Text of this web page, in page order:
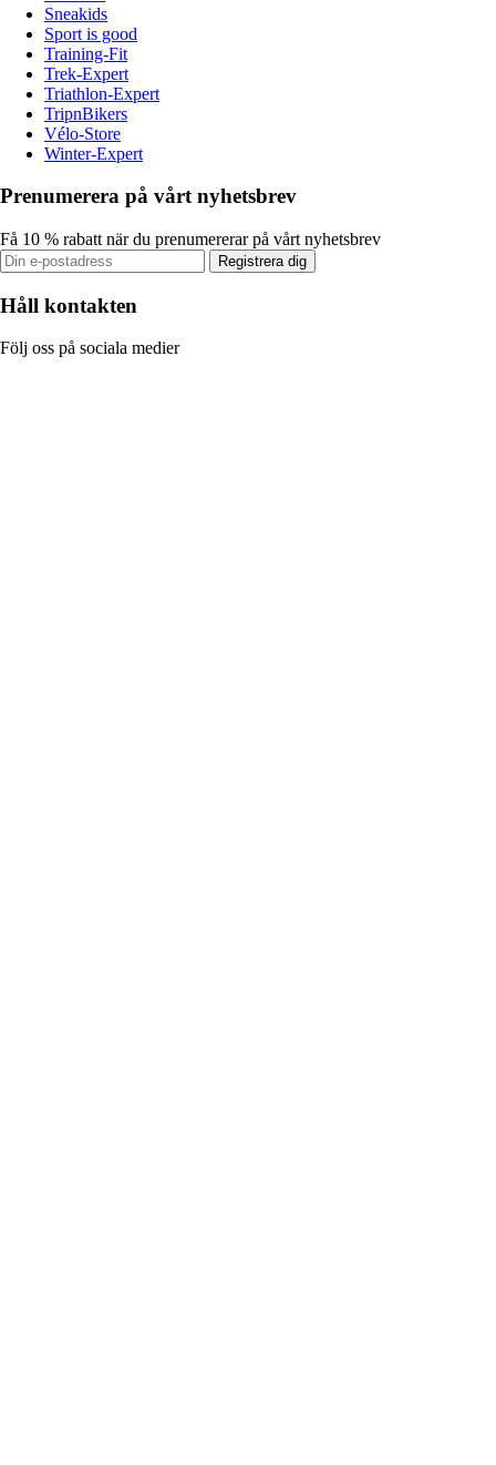
Sneakids
Sport is good
Training-Fit
Trek-Expert
Triathlon-Expert
TripnBikers
Vélo-Store
Winter-Expert
Prenumerera på vårt nyhetsbrev
Få 10 % rabatt när du prenumererar på vårt nyhetsbrev
Registrera dig
Håll kontakten
Följ oss på sociala medier